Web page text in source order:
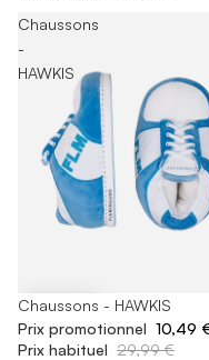
Chaussons
-
HAWKIS
-65%
Chaussons - HAWKIS
Prix promotionnel 10,49
Prix habituel 29,99 €